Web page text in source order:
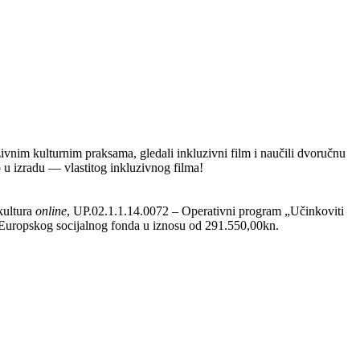
kulturnim praksama, gledali inkluzivni film i naučili dvoručnu
u izradu — vlastitog inkluzivnog filma!
online, UP.02.1.1.14.0072 – Operativni program „Učinkoviti
socijalnog fonda u iznosu od 291.550,00kn.